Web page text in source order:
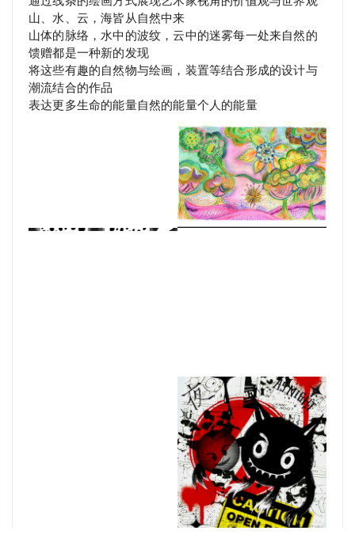
山、水、云，海皆从自然中来
山体的脉络，水中的波纹，云中的迷雾每一处来自然的
馈赠都是一种新的发现
将这些有趣的自然物与绘画，装置等结合形成的设计与
潮流结合的作品
表达更多生命的能量自然的能量个人的能量